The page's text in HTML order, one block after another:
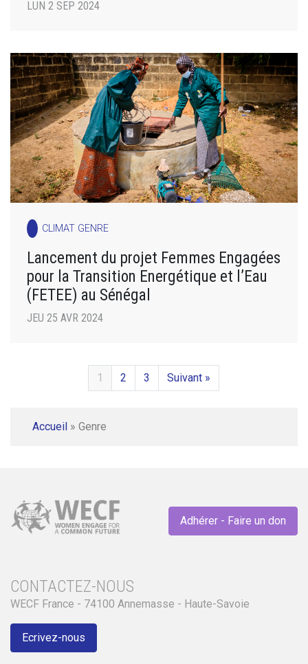
LUN 2 SEP 2024
CLIMAT GENRE
Lancement du projet Femmes Engagées
pour la Transition Energétique et l’Eau
(FETEE) au Sénégal
JEU 25 AVR 2024
1 2 3 Suivant »
Accueil » Genre
Adhérer - Faire un don
CONTACTEZ-NOUS
WECF France - 74100 Annemasse - Haute-Savoie
Ecrivez-nous